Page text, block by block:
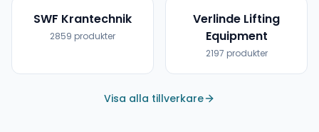
SWF Krantechnik
2859 produkter
Verlinde Lifting
Equipment
2197 produkter
Visa alla tillverkare